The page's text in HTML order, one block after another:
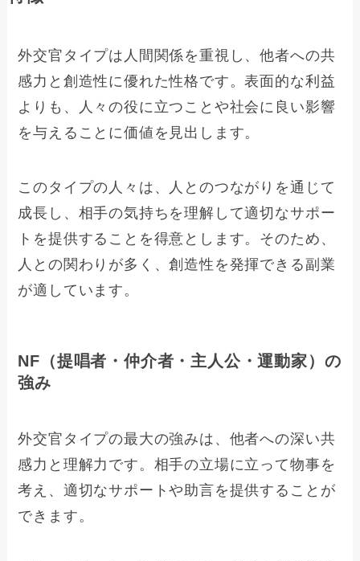
外交官タイプは人間関係を重視し、他者への共
感力と創造性に優れた性格です。表面的な利益
よりも、人々の役に立つことや社会に良い影響
を与えることに価値を見出します。
このタイプの人々は、人とのつながりを通じて
成長し、相手の気持ちを理解して適切なサポー
トを提供することを得意とします。そのため、
人との関わりが多く、創造性を発揮できる副業
が適しています。
NF（提唱者・仲介者・主人公・運動家）の
強み
外交官タイプの最大の強みは、他者への深い共
感力と理解力です。相手の立場に立って物事を
考え、適切なサポートや助言を提供することが
できます。